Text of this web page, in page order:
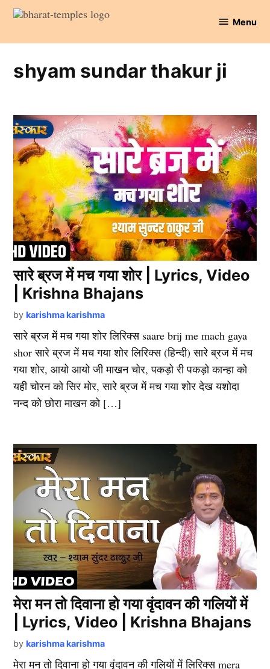
Skip
content
Temples
Menu
shyam sundar thakur ji
सारे ब्रज में मच गया शोर | Lyrics, Video
| Krishna Bhajans
by karishma karishma
सारे ब्रज में मच गया शोर लिरिक्स saare brij me mach gaya
shor सारे ब्रज में मच गया शोर लिरिक्स (हिन्दी) सारे ब्रज में मच
गया शोर, आयो आयो जी माखन चोर, पकड़ो री पकड़ो कान्हा को
यही चोरन को सिर मोर, सारे ब्रज में मच गया शोर देख यशोदा
नन्द को छोरा माखन को […]
मेरा मन तो दिवाना हो गया वृंदावन की गलियों में
| Lyrics, Video | Krishna Bhajans
by karishma karishma
मेरा मन तो दिवाना हो गया वृंदावन की गलियों में लिरिक्स mera